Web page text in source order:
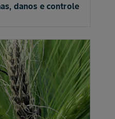
danos e controle